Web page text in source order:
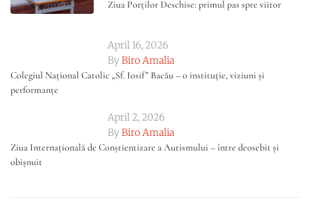
Ziua Porților Deschise: primul pas spre viitor
April 16, 2026
ByBiro Amalia
Colegiul Național Catolic „Sf. Iosif” Bacău – o instituție, viziuni și
performanțe
April 2, 2026
ByBiro Amalia
Ziua Internațională de Conștientizare a Autismului – între deosebit și
obișnuit